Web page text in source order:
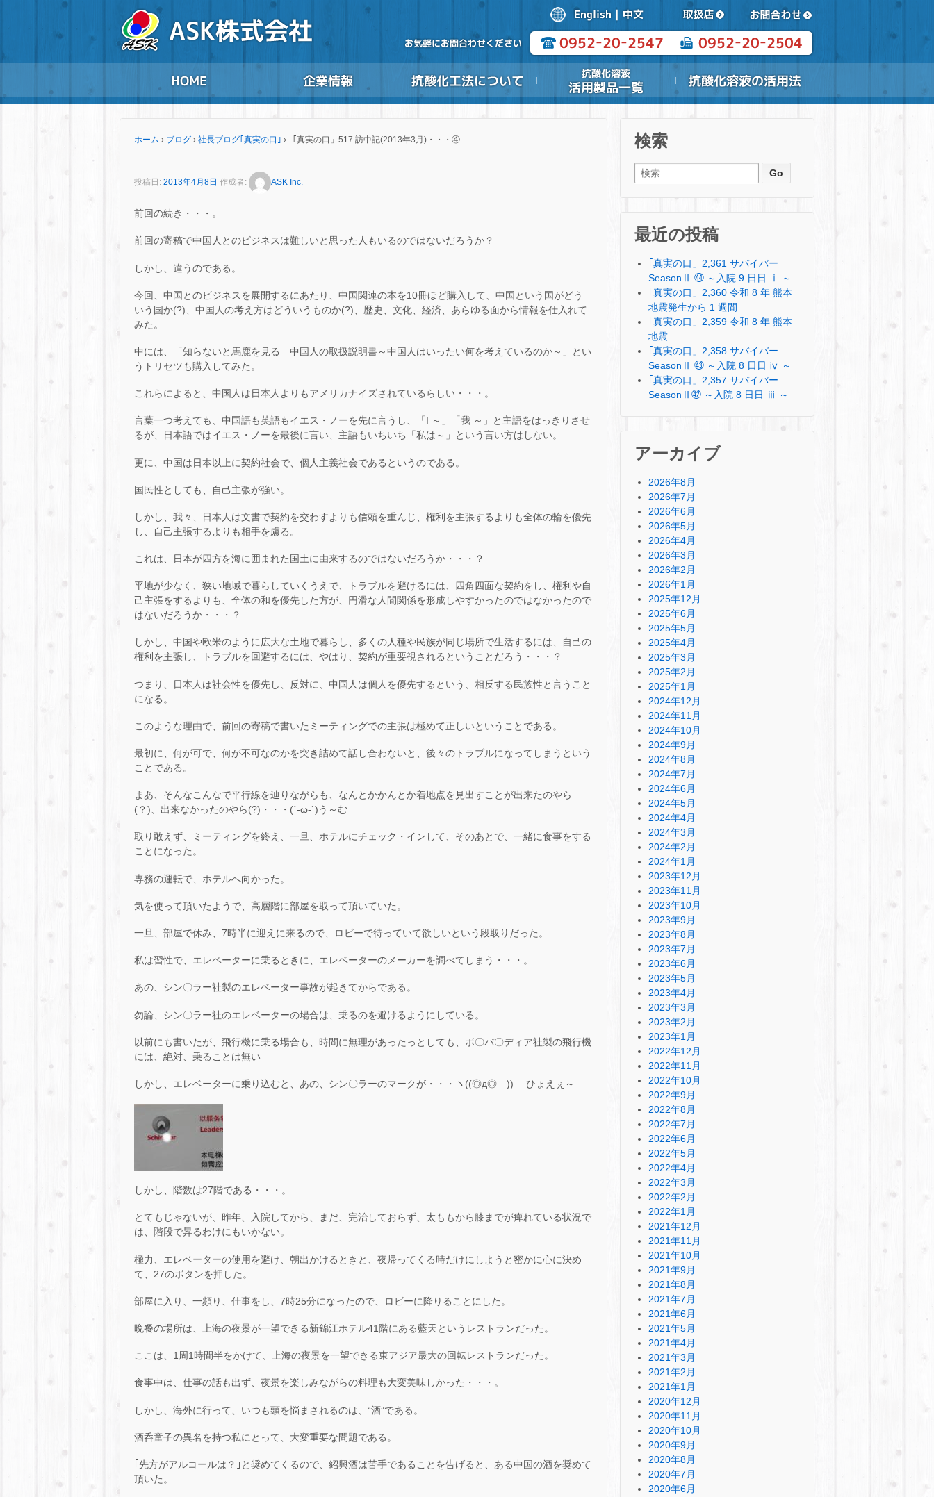
ホーム › ブログ › 社長ブログ｢真実の口｣ › 「真実の口」517 訪中記(2013年3月)・・・④
投稿日: 2013年4月8日 作成者: ASK Inc.
前回の続き・・・。
前回の寄稿で中国人とのビジネスは難しいと思った人もいるのではないだろうか？
しかし、違うのである。
今回、中国とのビジネスを展開するにあたり、中国関連の本を10冊ほど購入して、中国という国がどう
いう国か(?)、中国人の考え方はどういうものか(?)、歴史、文化、経済、あらゆる面から情報を仕入れて
みた。
中には、「知らないと馬鹿を見る 中国人の取扱説明書～中国人はいったい何を考えているのか～」とい
うトリセツも購入してみた。
これらによると、中国人は日本人よりもアメリカナイズされているらしい・・・。
言葉一つ考えても、中国語も英語もイエス・ノーを先に言うし、「I ～」「我 ～」と主語をはっきりさせ
るが、日本語ではイエス・ノーを最後に言い、主語もいちいち「私は～」という言い方はしない。
更に、中国は日本以上に契約社会で、個人主義社会であるというのである。
国民性としても、自己主張が強い。
しかし、我々、日本人は文書で契約を交わすよりも信頼を重んじ、権利を主張するよりも全体の輪を優先
し、自己主張するよりも相手を慮る。
これは、日本が四方を海に囲まれた国土に由来するのではないだろうか・・・？
平地が少なく、狭い地域で暮らしていくうえで、トラブルを避けるには、四角四面な契約をし、権利や自
己主張をするよりも、全体の和を優先した方が、円滑な人間関係を形成しやすかったのではなかったので
はないだろうか・・・？
しかし、中国や欧米のように広大な土地で暮らし、多くの人種や民族が同じ場所で生活するには、自己の
権利を主張し、トラブルを回避するには、やはり、契約が重要視されるということだろう・・・？
つまり、日本人は社会性を優先し、反対に、中国人は個人を優先するという、相反する民族性と言うこと
になる。
このような理由で、前回の寄稿で書いたミーティングでの主張は極めて正しいということである。
最初に、何が可で、何が不可なのかを突き詰めて話し合わないと、後々のトラブルになってしまうという
ことである。
まあ、そんなこんなで平行線を辿りながらも、なんとかかんとか着地点を見出すことが出来たのやら
(？)、出来なかったのやら(?)・・・(´-ω-`)う～む
取り敢えず、ミーティングを終え、一旦、ホテルにチェック・インして、そのあとで、一緒に食事をする
ことになった。
専務の運転で、ホテルへ向かった。
気を使って頂いたようで、高層階に部屋を取って頂いていた。
一旦、部屋で休み、7時半に迎えに来るので、ロビーで待っていて欲しいという段取りだった。
私は習性で、エレベーターに乗るときに、エレベーターのメーカーを調べてしまう・・・。
あの、シン〇ラー社製のエレベーター事故が起きてからである。
勿論、シン〇ラー社のエレベーターの場合は、乗るのを避けるようにしている。
以前にも書いたが、飛行機に乗る場合も、時間に無理があったっとしても、ボ〇バ〇ディア社製の飛行機
には、絶対、乗ることは無い
しかし、エレベーターに乗り込むと、あの、シン〇ラーのマークが・・・ヽ((◎д◎ ))ゝ ひょえぇ～
しかし、階数は27階である・・・。
とてもじゃないが、昨年、入院してから、まだ、完治しておらず、太ももから膝までが痺れている状況で
は、階段で昇るわけにもいかない。
極力、エレベーターの使用を避け、朝出かけるときと、夜帰ってくる時だけにしようと密かに心に決め
て、27のボタンを押した。
部屋に入り、一頻り、仕事をし、7時25分になったので、ロビーに降りることにした。
晩餐の場所は、上海の夜景が一望できる新錦江ホテル41階にある藍天というレストランだった。
ここは、1周1時間半をかけて、上海の夜景を一望できる東アジア最大の回転レストランだった。
食事中は、仕事の話も出ず、夜景を楽しみながらの料理も大変美味しかった・・・。
しかし、海外に行って、いつも頭を悩まされるのは、“酒”である。
酒呑童子の異名を持つ私にとって、大変重要な問題である。
｢先方がアルコールは？｣と奨めてくるので、紹興酒は苦手であることを告げると、ある中国の酒を奨めて
頂いた。
検索
検索:
最近の投稿
｢真実の口」2,361 サバイバー
SeasonⅡ ㊹ ～入院 9 日日 ⅰ ～
｢真実の口」2,360 令和 8 年 熊本
地震発生から 1 週間
｢真実の口」2,359 令和 8 年 熊本
地震
｢真実の口」2,358 サバイバー
SeasonⅡ ㊸ ～入院 8 日日 ⅳ ～
｢真実の口」2,357 サバイバー
SeasonⅡ㊷ ～入院 8 日日 ⅲ ～
アーカイブ
2026年8月
2026年7月
2026年6月
2026年5月
2026年4月
2026年3月
2026年2月
2026年1月
2025年12月
2025年6月
2025年5月
2025年4月
2025年3月
2025年2月
2025年1月
2024年12月
2024年11月
2024年10月
2024年9月
2024年8月
2024年7月
2024年6月
2024年5月
2024年4月
2024年3月
2024年2月
2024年1月
2023年12月
2023年11月
2023年10月
2023年9月
2023年8月
2023年7月
2023年6月
2023年5月
2023年4月
2023年3月
2023年2月
2023年1月
2022年12月
2022年11月
2022年10月
2022年9月
2022年8月
2022年7月
2022年6月
2022年5月
2022年4月
2022年3月
2022年2月
2022年1月
2021年12月
2021年11月
2021年10月
2021年9月
2021年8月
2021年7月
2021年6月
2021年5月
2021年4月
2021年3月
2021年2月
2021年1月
2020年12月
2020年11月
2020年10月
2020年9月
2020年8月
2020年7月
2020年6月